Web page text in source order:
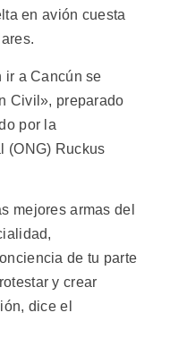
en avión cuesta
ir a Cancún se
Civil», preparado
por la
(ONG) Ruckus
mejores armas del
de tu parte
y crear
dice el